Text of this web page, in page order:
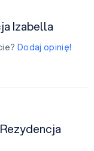
Izabella
Dodaj opinię!